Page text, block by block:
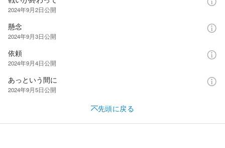
2024年9月2日公開
懸念
2024年9月3日公開
依頼
2024年9月4日公開
あっという間に
2024年9月5日公開
先頭に戻る